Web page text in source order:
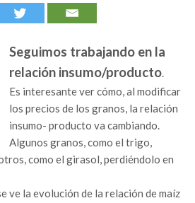
Seguimos trabajando en la
relación insumo/producto.
Es interesante ver cómo, al modificar
los precios de los granos, la relación
insumo- producto va cambiando.
Algunos granos, como el trigo,
como el girasol, perdiéndolo en
ve la evolución de la relación de maíz